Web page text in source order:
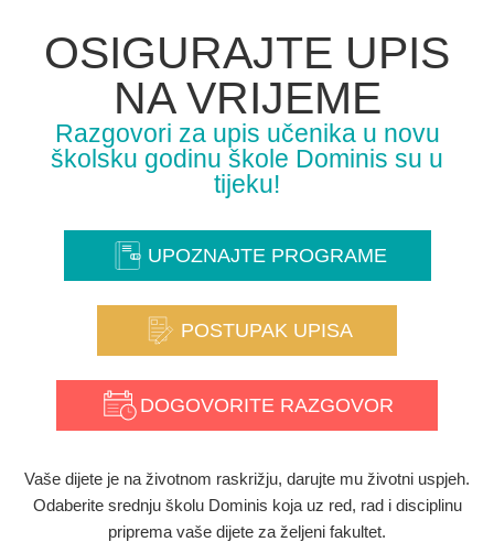
OSIGURAJTE UPIS
NA VRIJEME
Razgovori za upis učenika u novu
školsku godinu škole Dominis su u
tijeku!
UPOZNAJTE PROGRAME
POSTUPAK UPISA
DOGOVORITE RAZGOVOR
Vaše dijete je na životnom raskrižju, darujte mu životni uspjeh.
Odaberite srednju školu Dominis koja uz red, rad i disciplinu
priprema vaše dijete za željeni fakultet.